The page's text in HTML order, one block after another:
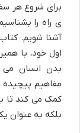
برای شروع هر
ی راه را
آشنا شویم.
اول خود، با
بدن انسان می
مفاهیم پیچیده
کمک می کند تا
بلکه به عنوان